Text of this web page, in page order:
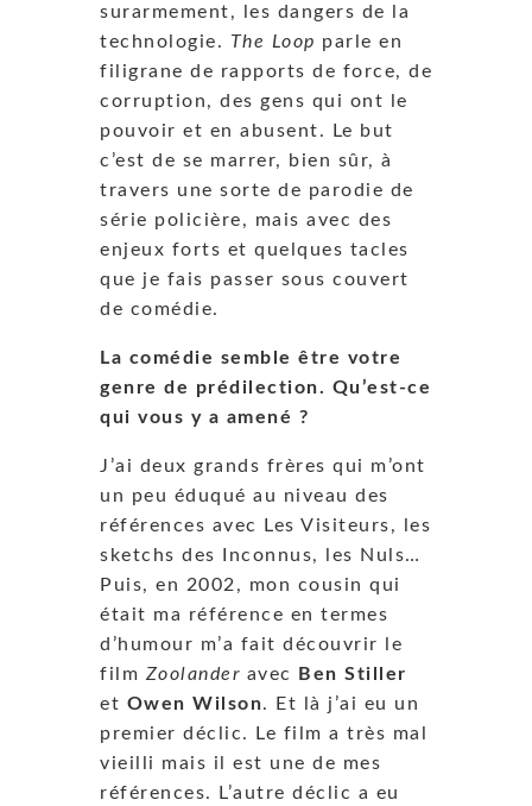
surarmement, les dangers de la
technologie. The Loop parle en
filigrane de rapports de force, de
corruption, des gens qui ont le
pouvoir et en abusent. Le but
c’est de se marrer, bien sûr, à
travers une sorte de parodie de
série policière, mais avec des
enjeux forts et quelques tacles
que je fais passer sous couvert
de comédie.
La comédie semble être votre
genre de prédilection. Qu’est-ce
qui vous y a amené ?
J’ai deux grands frères qui m’ont
un peu éduqué au niveau des
références avec Les Visiteurs, les
sketchs des Inconnus, les Nuls…
Puis, en 2002, mon cousin qui
était ma référence en termes
d’humour m’a fait découvrir le
film Zoolander avec
Ben Stiller
et Owen Wilson. Et là j’ai eu un
premier déclic. Le film a très mal
vieilli mais il est une de mes
références. L’autre déclic a eu